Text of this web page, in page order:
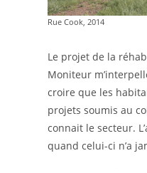
Rue Cook, 2014
Le projet de la
Moniteur
croire que les
projets soumis au
connait le secteur.
quand celui-ci n’a